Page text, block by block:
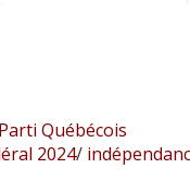
Québécois
2024/